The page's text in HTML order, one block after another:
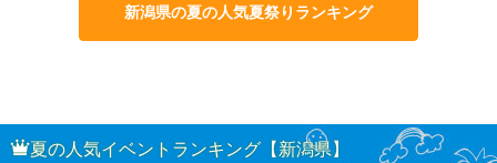
新潟県の夏の人気夏祭りランキング
夏の人気イベントランキング【新潟県】